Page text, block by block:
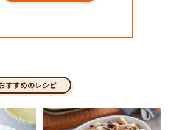
すすめのレシピ